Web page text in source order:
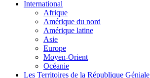
International
Afrique
Amérique du nord
Amérique latine
Asie
Europe
Moyen-Orient
Océanie
Les Territoires de la République Géniale